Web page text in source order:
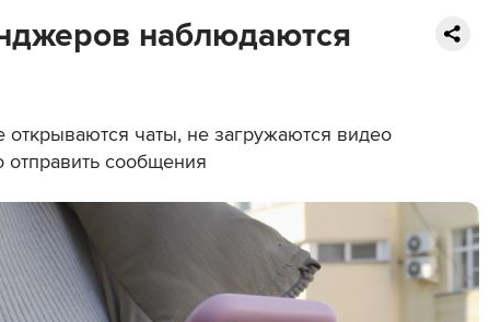
наблюдаются
чаты, не загружаются видео
сообщения